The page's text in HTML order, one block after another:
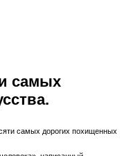
самых
самых дорогих похищенных